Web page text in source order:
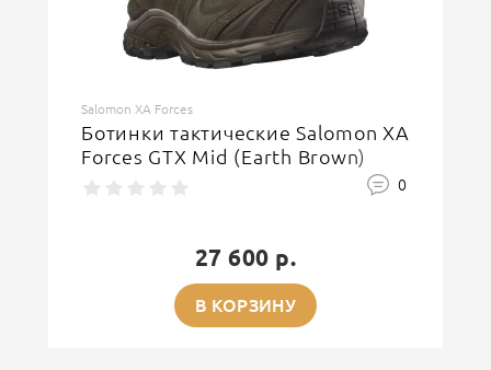
Salomon XA Forces
Ботинки тактические Salomon XA
Forces GTX Mid (Earth Brown)
0
27 600 р.
В КОРЗИНУ